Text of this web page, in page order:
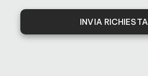
INVIA RICHIESTA